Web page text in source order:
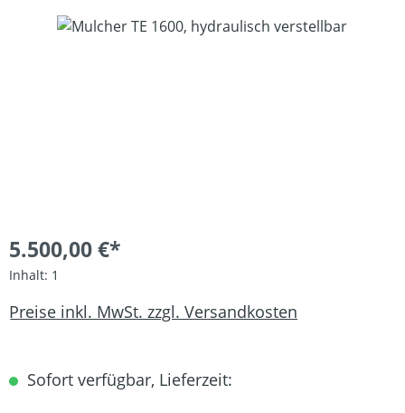
Bildergalerie überspringen
5.500,00 €*
Inhalt: 1
Preise inkl. MwSt. zzgl. Versandkosten
Sofort verfügbar, Lieferzeit: